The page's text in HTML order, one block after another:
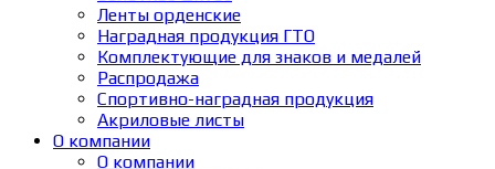
Ленты орденские
Наградная продукция ГТО
Комплектующие для знаков и медалей
Распродажа
Спортивно-наградная продукция
Акриловые листы
О компании
О компании